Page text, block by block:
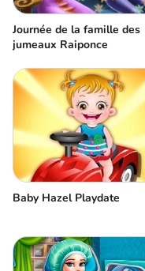
Journée de la famille des
jumeaux Raiponce
Baby Hazel Playdate